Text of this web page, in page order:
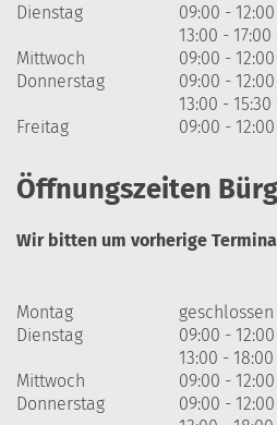
Dienstag
09:00 -
13:00 -
Mittwoch
09:00 -
Donnerstag
09:00 -
13:00 -
Freitag
09:00 -
Öffnungszeiten
Wir bitten um vorherige
Montag
geschlossen
Dienstag
09:00 -
13:00 -
Mittwoch
09:00 -
Donnerstag
09:00 -